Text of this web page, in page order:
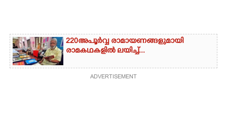
220 അപൂർവ്വ രാമായണങ്ങളുമായി
രാമകഥകളിൽ ലയിച്ച്...
ADVERTISEMENT